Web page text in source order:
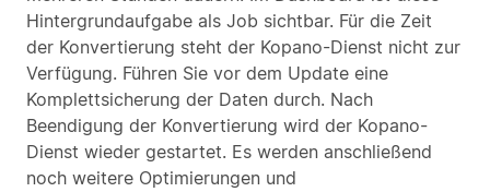
Hintergrundaufgabe als Job sichtbar. Für die Zeit
der Konvertierung steht der Kopano-Dienst nicht zur
Verfügung. Führen Sie vor dem Update eine
Komplettsicherung der Daten durch. Nach
Beendigung der Konvertierung wird der Kopano-
Dienst wieder gestartet. Es werden anschließend
noch weitere Optimierungen und